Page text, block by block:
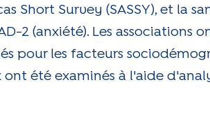
Short Survey (SASSY), et la
2 (anxiété). Les associations
pour les facteurs
été examinés à l'aide